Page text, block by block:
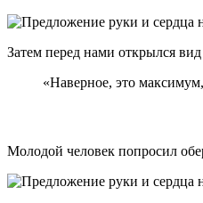
Затем перед нами открылся
«Наверное, это
Молодой человек попросил